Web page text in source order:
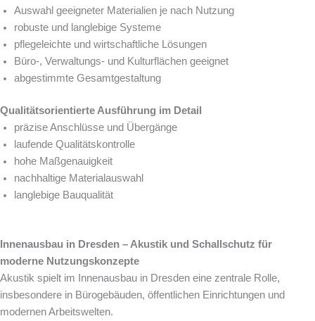
Auswahl geeigneter Materialien je nach Nutzung
robuste und langlebige Systeme
pflegeleichte und wirtschaftliche Lösungen
Büro-, Verwaltungs- und Kulturflächen geeignet
abgestimmte Gesamtgestaltung
Qualitätsorientierte Ausführung im Detail
präzise Anschlüsse und Übergänge
laufende Qualitätskontrolle
hohe Maßgenauigkeit
nachhaltige Materialauswahl
langlebige Bauqualität
Innenausbau in Dresden – Akustik und Schallschutz für
moderne Nutzungskonzepte
Akustik spielt im Innenausbau in Dresden eine zentrale Rolle,
insbesondere in Bürogebäuden, öffentlichen Einrichtungen und
modernen Arbeitswelten.